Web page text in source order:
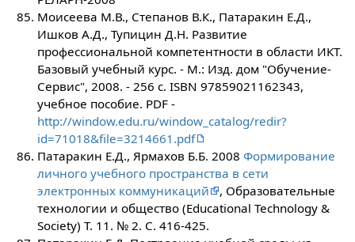
Моисеева М.В., Степанов В.К., Патаракин Е.Д.,
Ишков А.Д., Тупицин Д.Н. Развитие
профессиональной компетентности в области ИКТ.
Базовый учебный курс. - М.: Изд. дом "Обучение-
Сервис", 2008. - 256 с. ISBN 97859021162343,
учебное пособие. PDF -
http://window.edu.ru/window_catalog/redir?
id=71018&file=3214661.pdf
Патаракин Е.Д., Ярмахов Б.Б. 2008 Формирование
личного учебного пространства в сети
электронных коммуникаций
, Образовательные
технологии и общество (Educational Technology &
Society) Т. 11. № 2. С. 416-425.